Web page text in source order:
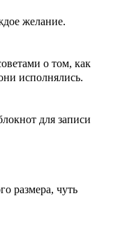
желание.
о том, как
исполнялись.
для записи
размера, чуть